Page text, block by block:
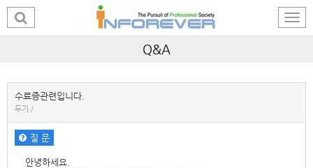
Q&A
수료증관련입니다.
두기 /
질 문
안녕하세요.